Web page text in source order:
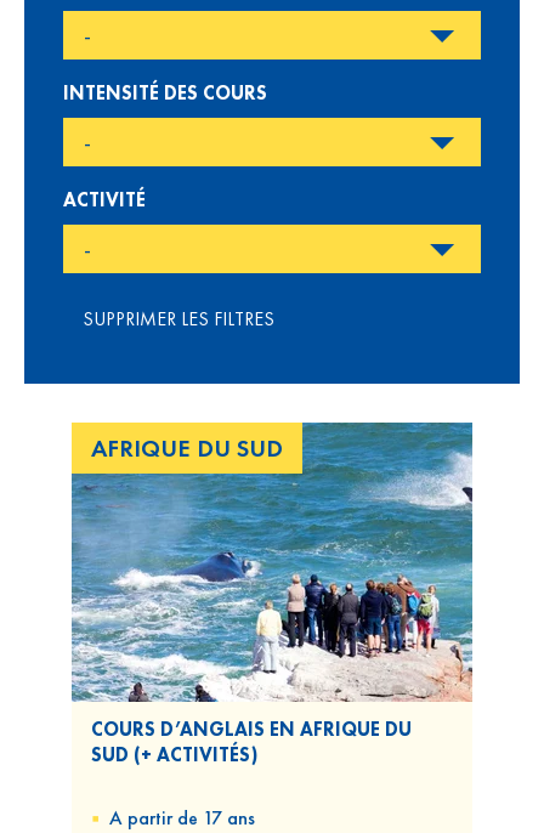
INTENSITÉ DES COURS
ACTIVITÉ
SUPPRIMER LES FILTRES
AFRIQUE DU SUD
COURS D’ANGLAIS EN AFRIQUE DU
SUD (+ ACTIVITÉS)
A partir de 17 ans